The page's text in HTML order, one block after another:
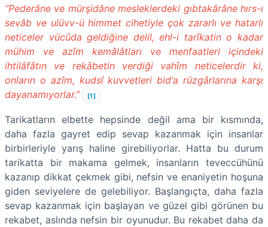
“Pederâne ve mürşidâne mesleklerdeki gıbtakârâne hırs-ı
sevâb ve ulüvv-ü himmet cihetiyle çok zararlı ve hatarlı
neticeler vücûda geldiğine delil, ehl-i tarîkatin o kadar
mühim ve azîm kemâlâtları ve menfaatleri içindeki
ihtilâfâtın ve rekābetin verdiği vahîm neticelerdir ki,
onların o azîm, kudsî kuvvetleri bid‘a rüzgârlarına karşı
dayanamıyorlar.”
[1]
Tarikatların elbette hepsinde değil ama bir kısmında,
daha fazla gayret edip sevap kazanmak için insanlar
birbirleriyle yarış haline girebiliyorlar. Hatta bu durum
tarikatta bir makama gelmek, insanların teveccühünü
kazanıp dikkat çekmek gibi, nefsin ve enaniyetin hoşuna
giden seviyelere de gelebiliyor. Başlangıçta, daha fazla
sevap kazanmak için başlayan ve güzel gibi görünen bu
rekabet, aslında nefsin bir oyunudur. Bu rekabet daha da